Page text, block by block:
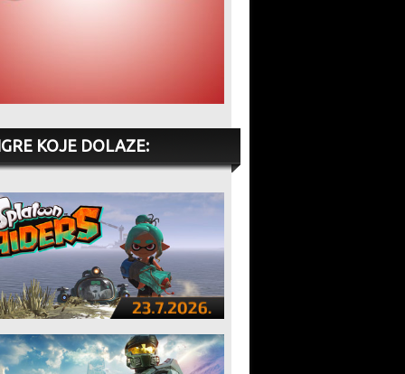
KOJE DOLAZE: